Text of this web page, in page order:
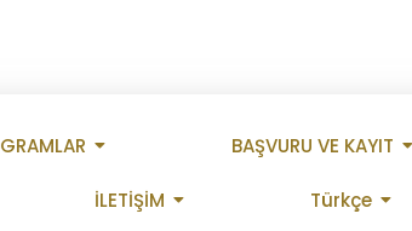
BAŞVURU VE KAYIT
İLETİŞİM Türkçe